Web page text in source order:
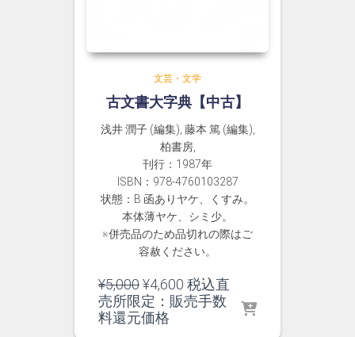
文芸・文学
古文書大字典【中古】
浅井 潤子 (編集), 藤本 篤 (編集),
柏書房,
刊行：1987年
ISBN：978-4760103287
状態：B 函ありヤケ、くすみ。
本体薄ヤケ、シミ少。
※併売品のため品切れの際はご
容赦ください。
¥5,000元
の
価
¥4,600 現
在
税込直
売所限定：販売手数
料還元価格